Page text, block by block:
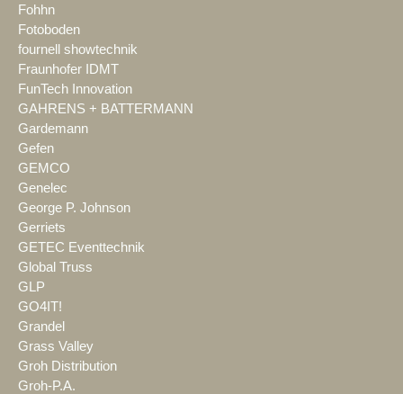
Fohhn
Fotoboden
fournell showtechnik
Fraunhofer IDMT
FunTech Innovation
GAHRENS + BATTERMANN
Gardemann
Gefen
GEMCO
Genelec
George P. Johnson
Gerriets
GETEC Eventtechnik
Global Truss
GLP
GO4IT!
Grandel
Grass Valley
Groh Distribution
Groh-P.A.